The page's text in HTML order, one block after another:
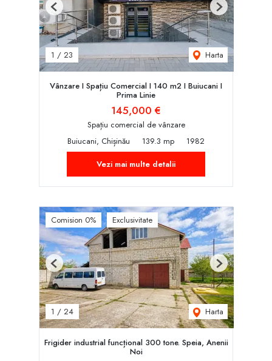
1 / 23 Harta
Previous Next
Vânzare I Spațiu Comercial I 140 m2 I Buiucani I
Prima Linie
145,000 €
Spațiu comercial de vânzare
Buiucani, Chișinău
139.3 mp
1982
Vezi mai multe detalii
Comision 0% Exclusivitate
1 / 24 Harta
Previous Next
Frigider industrial funcțional 300 tone. Speia, Anenii
Noi